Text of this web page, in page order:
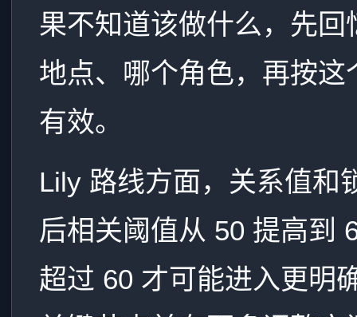
果不知道该做什么，先
地点、哪个角色，再按
有效。
Lily 路线方面，关系值和
后相关阈值从 50 提高到
超过 60 才可能进入更明